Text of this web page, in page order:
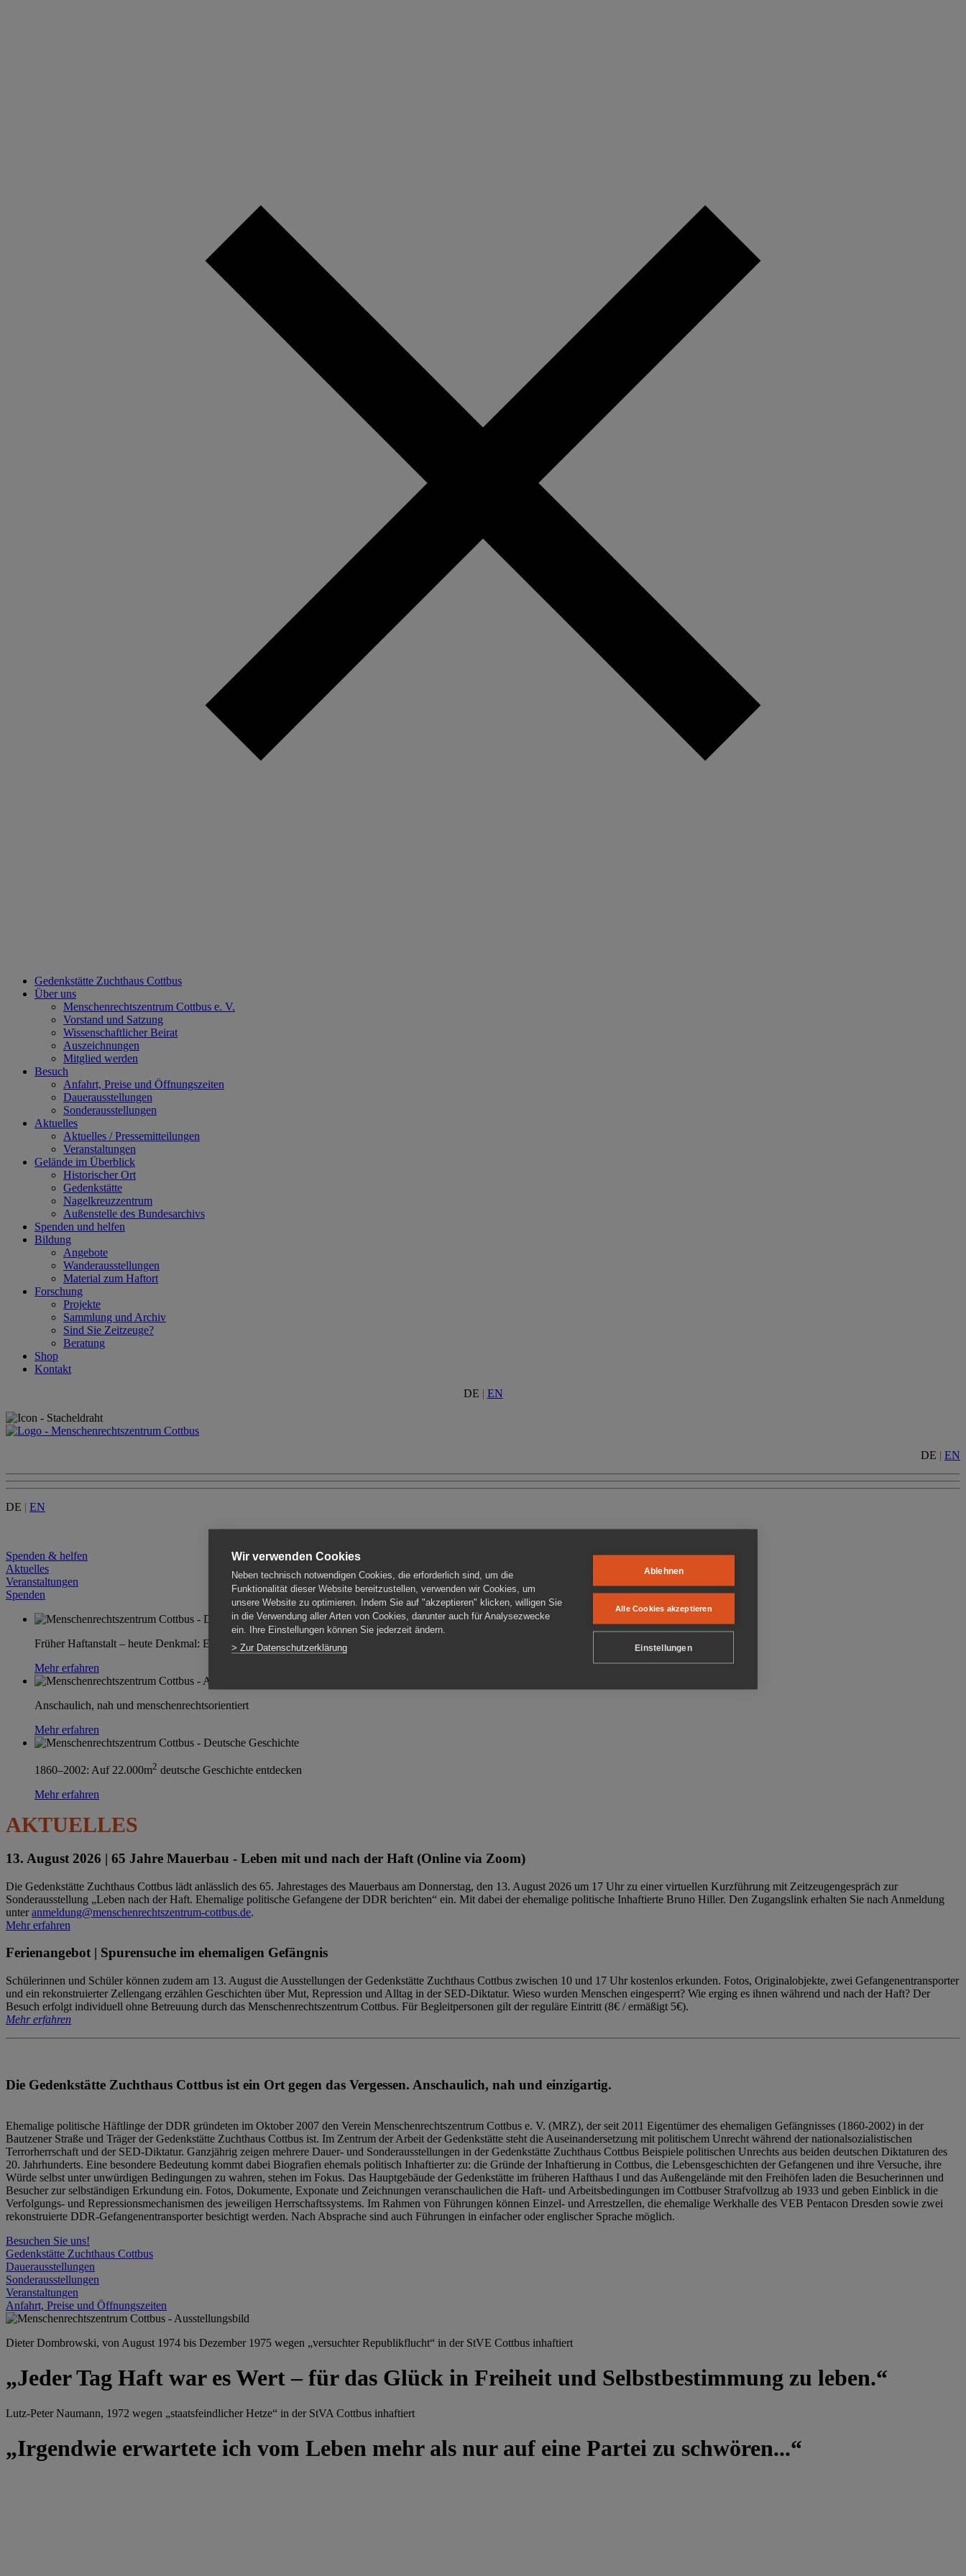
Gedenkstätte Zuchthaus Cottbus
Über uns
Menschenrechtszentrum Cottbus e. V.
Vorstand und Satzung
Wissenschaftlicher Beirat
Auszeichnungen
Mitglied werden
Besuch
Anfahrt, Preise und Öffnungszeiten
Dauerausstellungen
Sonderausstellungen
Aktuelles
Aktuelles / Pressemitteilungen
Veranstaltungen
Gelände im Überblick
Historischer Ort
Gedenkstätte
Nagelkreuzzentrum
Außenstelle des Bundesarchivs
Spenden und helfen
Bildung
Angebote
Wanderausstellungen
Material zum Haftort
Forschung
Projekte
Sammlung und Archiv
Sind Sie Zeitzeuge?
Beratung
Shop
Kontakt
DE | EN
DE | EN
DE | EN
Spenden & helfen
Aktuelles
Veranstaltungen
Spenden
Früher Haftanstalt – heute Denkmal: Einen Ort im Wandel erleben
Mehr erfahren
Anschaulich, nah und menschenrechtsorientiert
Mehr erfahren
1860–2002: Auf 22.000m2 deutsche Geschichte entdecken
Mehr erfahren
AKTUELLES
13. August 2026 | 65 Jahre Mauerbau - Leben mit und nach der Haft (Online via Zoom)
Die Gedenkstätte Zuchthaus Cottbus lädt anlässlich des 65. Jahrestages des Mauerbaus am Donnerstag, den 13. August 2026 um 17 Uhr zu einer virtuellen Kurzführung mit Zeitzeugengespräch zur
Sonderausstellung „Leben nach der Haft. Ehemalige politische Gefangene der DDR berichten“ ein. Mit dabei der ehemalige politische Inhaftierte Bruno Hiller. Den Zugangslink erhalten Sie nach Anmeldung
unteranmeldung@menschenrechtszentrum-cottbus.de.
Mehr erfahren
Ferienangebot | Spurensuche im ehemaligen Gefängnis
Schülerinnen und Schüler können zudem am 13. August die Ausstellungen der Gedenkstätte Zuchthaus Cottbus zwischen 10 und 17 Uhr kostenlos erkunden. Fotos, Originalobjekte, zwei Gefangenentransporter
und ein rekonstruierter Zellengang erzählen Geschichten über Mut, Repression und Alltag in der SED-Diktatur. Wieso wurden Menschen eingesperrt? Wie erging es ihnen während und nach der Haft? Der
Besuch erfolgt individuell ohne Betreuung durch das Menschenrechtszentrum Cottbus. Für Begleitpersonen gilt der reguläre Eintritt (8€ / ermäßigt 5€).
Mehr erfahren
Die Gedenkstätte Zuchthaus Cottbus ist ein Ort gegen das Vergessen. Anschaulich, nah und einzigartig.
Ehemalige politische Häftlinge der DDR gründeten im Oktober 2007 den Verein Menschenrechtszentrum Cottbus e. V. (MRZ), der seit 2011 Eigentümer des ehemaligen Gefängnisses (1860-2002) in der
Bautzener Straße und Träger der Gedenkstätte Zuchthaus Cottbus ist. Im Zentrum der Arbeit der Gedenkstätte steht die Auseinandersetzung mit politischem Unrecht während der nationalsozialistischen
Terrorherrschaft und der SED-Diktatur. Ganzjährig zeigen mehrere Dauer- und Sonderausstellungen in der Gedenkstätte Zuchthaus Cottbus Beispiele politischen Unrechts aus beiden deutschen Diktaturen des
20. Jahrhunderts. Eine besondere Bedeutung kommt dabei Biografien ehemals politisch Inhaftierter zu: die Gründe der Inhaftierung in Cottbus, die Lebensgeschichten der Gefangenen und ihre Versuche, ihre
Würde selbst unter unwürdigen Bedingungen zu wahren, stehen im Fokus. Das Hauptgebäude der Gedenkstätte im früheren Hafthaus I und das Außengelände mit den Freihöfen laden die Besucherinnen und
Besucher zur selbständigen Erkundung ein. Fotos, Dokumente, Exponate und Zeichnungen veranschaulichen die Haft- und Arbeitsbedingungen im Cottbuser Strafvollzug ab 1933 und geben Einblick in die
Verfolgungs- und Repressionsmechanismen des jeweiligen Herrschaftssystems. Im Rahmen von Führungen können Einzel- und Arrestzellen, die ehemalige Werkhalle des VEB Pentacon Dresden sowie zwei
rekonstruierte DDR-Gefangenentransporter besichtigt werden. Nach Absprache sind auch Führungen in einfacher oder englischer Sprache möglich.
Besuchen Sie uns!
Gedenkstätte Zuchthaus Cottbus
Dauerausstellungen
Sonderausstellungen
Veranstaltungen
Anfahrt, Preise und Öffnungszeiten
Dieter Dombrowski, von August 1974 bis Dezember 1975 wegen „versuchter Republikflucht“ in der StVE Cottbus inhaftiert
„Jeder Tag Haft war es Wert – für das Glück in Freiheit und Selbstbestimmung zu leben.“
Lutz-Peter Naumann, 1972 wegen „staatsfeindlicher Hetze“ in der StVA Cottbus inhaftiert
„Irgendwie erwartete ich vom Leben mehr als nur auf eine Partei zu schwören...“
Wir verwenden Cookies
Neben technisch notwendigen Cookies, die erforderlich sind, um die
Funktionalität dieser Website bereitzustellen, verwenden wir Cookies, um
unsere Website zu optimieren. Indem Sie auf "akzeptieren" klicken, willigen Sie
in die Verwendung aller Arten von Cookies, darunter auch für Analysezwecke
ein. Ihre Einstellungen können Sie jederzeit ändern.
> Zur Datenschutzerklärung
Ablehnen
Alle Cookies akzeptieren
Einstellungen